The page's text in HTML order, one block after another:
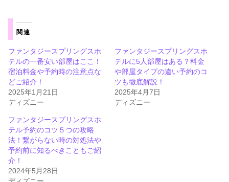
分
関連
ファンタジースプリングスホ
テルの一番安い部屋はここ！
宿泊料金や予約時の注意点な
どご紹介！
2025年1月21日
ディズニー
ファンタジースプリングスホ
テルに5人部屋はある？料金
や部屋タイプの違い予約のコ
ツも徹底解説！
2025年4月7日
ディズニー
ファンタジースプリングスホ
テル予約のコツ５つの攻略
法！繋がらない時の対処法や
予約前に知るべきこともご紹
介！
2024年5月28日